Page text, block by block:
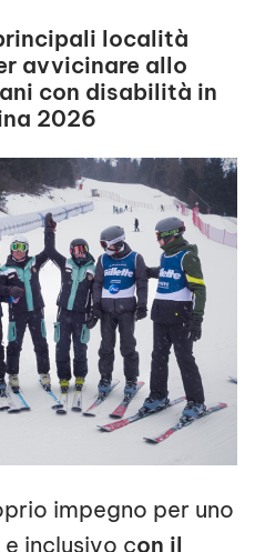
località
avvicinare allo
con disabilità in
2026
impegno per uno
inclusivo con il